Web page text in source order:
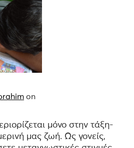
on
μόνο στην τάξη-
μας ζωή. Ως γονείς,